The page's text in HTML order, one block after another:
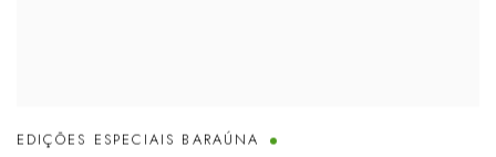
EDIÇÕES ESPECIAIS BARAÚNA